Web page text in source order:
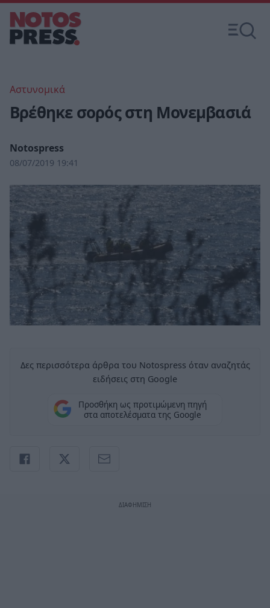
Αστυνομικά
Βρέθηκε σορός στη Μονεμβασιά
Notospress
08/07/2019 19:41
Δες περισσότερα άρθρα του Notospress όταν αναζητάς
ειδήσεις στη Google
Προσθήκη ως προτιμώμενη πηγή
στα αποτελέσματα της Google